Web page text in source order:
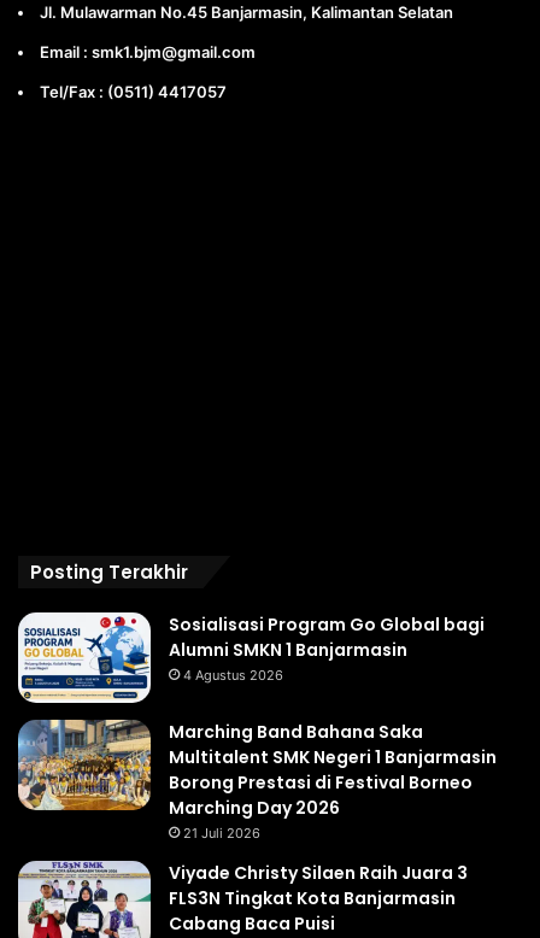
Jl. Mulawarman No.45 Banjarmasin, Kalimantan Selatan
Email : smk1.bjm@gmail.com
Tel/Fax : (0511) 4417057
Posting Terakhir
Sosialisasi Program Go Global bagi
Alumni SMKN 1 Banjarmasin
4 Agustus 2026
Marching Band Bahana Saka
Multitalent SMK Negeri 1 Banjarmasin
Borong Prestasi di Festival Borneo
Marching Day 2026
21 Juli 2026
Viyade Christy Silaen Raih Juara 3
FLS3N Tingkat Kota Banjarmasin
Cabang Baca Puisi